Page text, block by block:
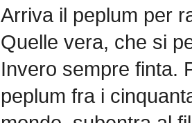
Arriva il peplum per
Quelle vera, che si
Invero sempre finta.
peplum fra i